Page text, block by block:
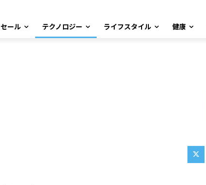
セール テクノロジー ライフスタイル 健康